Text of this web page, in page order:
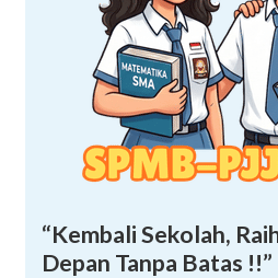
“Kembali Sekolah,
Depan Tanpa Batas !!”